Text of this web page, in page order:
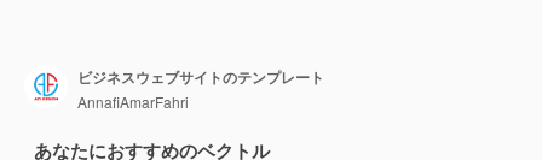
ビジネスウェブサイトのテンプレート
AnnafiAmarFahri
あなたにおすすめのベクトル